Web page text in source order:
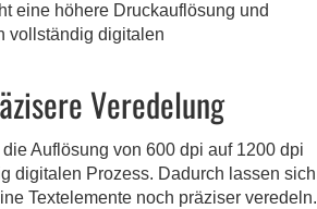
eine höhere Druckauflösung und
vollständig digitalen
Veredelung
Auflösung von 600 dpi auf 1200 dpi
digitalen Prozess. Dadurch lassen sich
Textelemente noch präziser veredeln.